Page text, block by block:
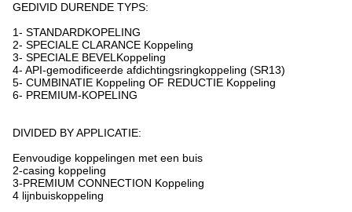
GEDIVID DURENDE TYPS:
1- STANDARDKOPELING
2- SPECIALE CLARANCE Koppeling
3- SPECIALE BEVELKoppeling
4- API-gemodificeerde afdichtingsringkoppeling (SR13)
5- CUMBINATIE Koppeling OF REDUCTIE Koppeling
6- PREMIUM-KOPELING
DIVIDED BY APPLICATIE:
Eenvoudige koppelingen met een buis
2-casing koppeling
3-PREMIUM CONNECTION Koppeling
4 lijnbuiskoppeling